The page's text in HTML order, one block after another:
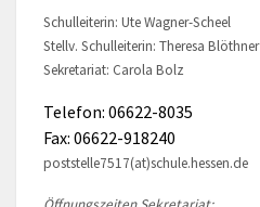
Schulleiterin: Ute Wagner-Scheel
Stellv. Schulleiterin: Theresa Blöthner
Sekretariat: Carola Bolz
Telefon: 06622-8035
Fax: 06622-918240
poststelle7517(at)schule.hessen.de